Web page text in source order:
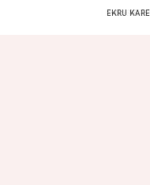
EKRU